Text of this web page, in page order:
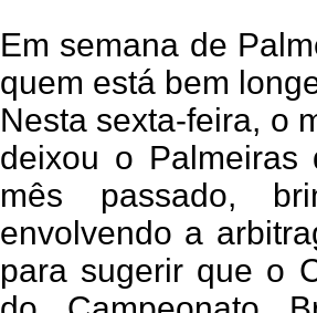
Em semana de
quem está bem
Nesta sexta-feira, o
deixou o
mês passado,
envolvendo a
para sugerir que o